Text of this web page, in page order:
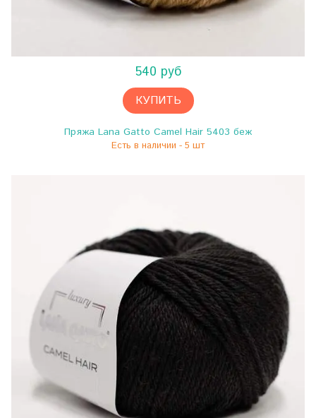
540 руб
КУПИТЬ
Пряжа Lana Gatto Camel Hair 5403 беж
Есть в наличии - 5 шт